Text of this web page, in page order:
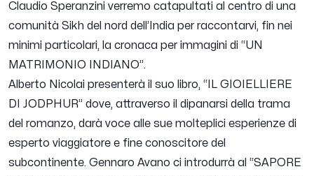
Claudio Speranzini verremo catapultati al centro di una
comunità Sikh del nord dell’India per raccontarvi, fin nei
minimi particolari, la cronaca per immagini di “UN
MATRIMONIO INDIANO”.
Alberto Nicolai presenterà il suo libro, “IL GIOIELLIERE
DI JODPHUR” dove, attraverso il dipanarsi della trama
del romanzo, darà voce alle sue molteplici esperienze di
esperto viaggiatore e fine conoscitore del
subcontinente. Gennaro Avano ci introdurrà al “SAPORE